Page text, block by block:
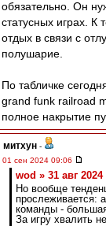
обязательно. Он
статусных играх. К
отдых в связи с
полушарие.
По табличке
grand funk railroad
полное накрытие
митхун -
01 сен 2024 09:06
wod » 31 авг 2024
Но вообще
прослеживается:
команды -
За игру хвалить